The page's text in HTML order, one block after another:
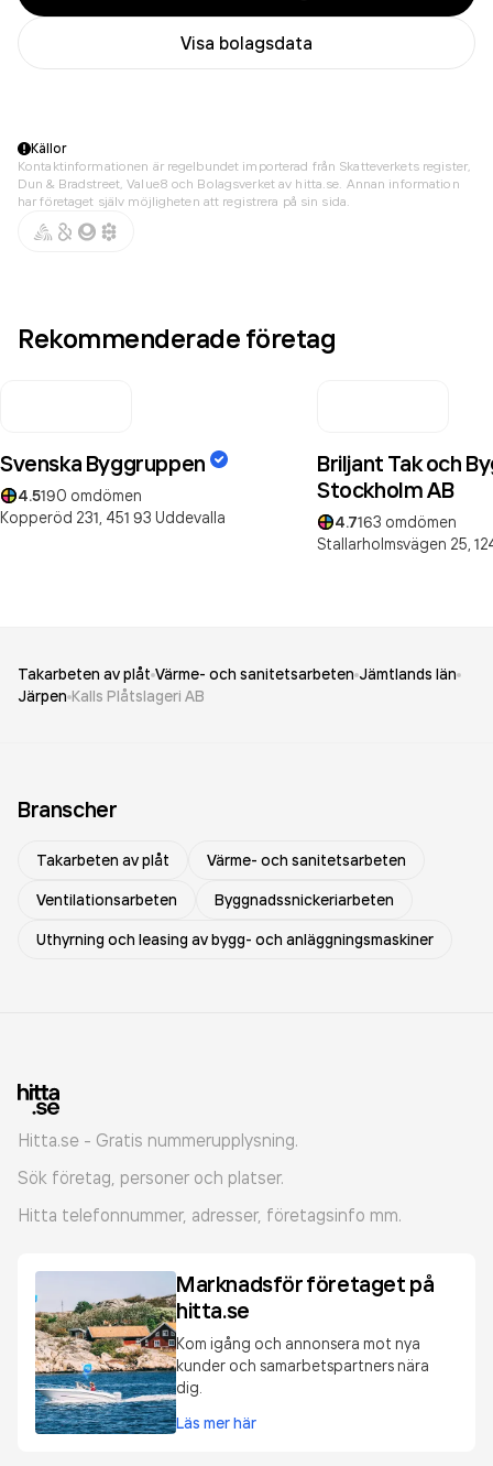
Visa bolagsdata
Källor
Kontaktinformationen är regelbundet importerad från Skatteverkets register,
Dun & Bradstreet, Value8 och Bolagsverket av hitta.se. Annan information
har företaget själv möjligheten att registrera på sin sida.
Rekommenderade företag
Svenska Byggruppen
4.5190 omdömen
Kopperöd 231, 451 93 Uddevalla
Briljant Tak och
Stockholm AB
4.7163 omdömen
Stallarholmsvägen 25,
Takarbeten av plåt Värme- och sanitetsarbeten Jämtlands län
Järpen Kalls Plåtslageri AB
Branscher
Takarbeten av plåt
Värme- och sanitetsarbeten
Ventilationsarbeten
Byggnadssnickeriarbeten
Uthyrning och leasing av bygg- och anläggningsmaskiner
Hitta.se - Gratis nummerupplysning.
Sök företag, personer och platser.
Hitta telefonnummer, adresser, företagsinfo mm.
Marknadsför företaget på
hitta.se
Kom igång och annonsera mot nya
kunder och samarbetspartners nära
dig.
Läs mer här